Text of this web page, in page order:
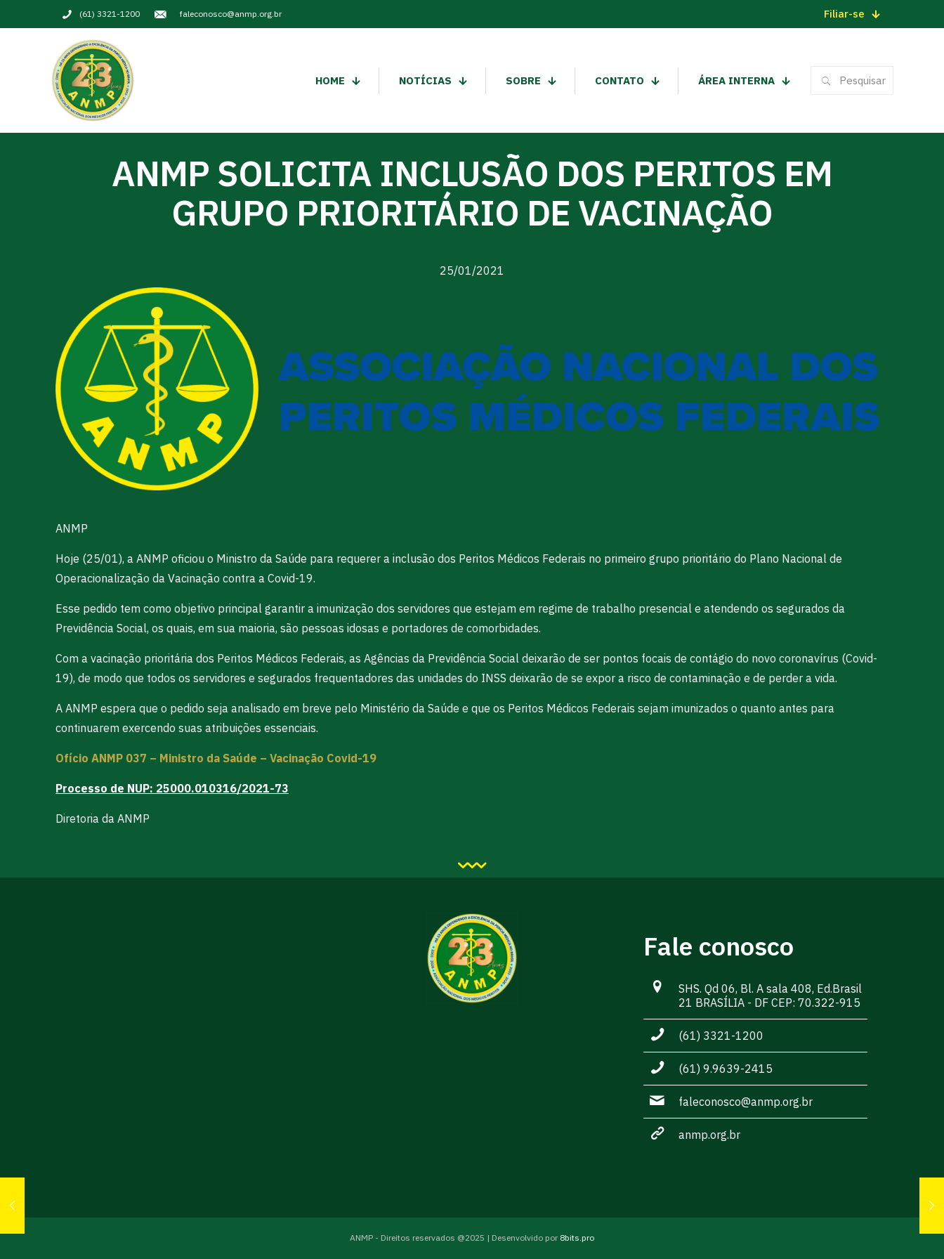
(61) 3321-1200 faleconosco@anmp.org.br Filiar-se
HOME NOTÍCIAS SOBRE CONTATO ÁREA INTERNA
ANMP SOLICITA INCLUSÃO DOS PERITOS EM
GRUPO PRIORITÁRIO DE VACINAÇÃO
25/01/2021
ANMP
Hoje (25/01), a ANMP oficiou o Ministro da Saúde para requerer a inclusão dos Peritos Médicos Federais no primeiro grupo prioritário do Plano Nacional de
Operacionalização da Vacinação contra a Covid-19.
Esse pedido tem como objetivo principal garantir a imunização dos servidores que estejam em regime de trabalho presencial e atendendo os segurados da
Previdência Social, os quais, em sua maioria, são pessoas idosas e portadores de comorbidades.
Com a vacinação prioritária dos Peritos Médicos Federais, as Agências da Previdência Social deixarão de ser pontos focais de contágio do novo coronavírus (Covid-
19), de modo que todos os servidores e segurados frequentadores das unidades do INSS deixarão de se expor a risco de contaminação e de perder a vida.
A ANMP espera que o pedido seja analisado em breve pelo Ministério da Saúde e que os Peritos Médicos Federais sejam imunizados o quanto antes para
continuarem exercendo suas atribuições essenciais.
Ofício ANMP 037 – Ministro da Saúde – Vacinação Covid-19
Processo de NUP: 25000.010316/2021-73
Diretoria da ANMP
Fale conosco
SHS. Qd 06, Bl. A sala 408, Ed.Brasil
21 BRASÍLIA - DF CEP: 70.322-915
(61) 3321-1200
(61) 9.9639-2415
faleconosco@anmp.org.br
anmp.org.br
ANMP - Direitos reservados @2025 | Desenvolvido por 8bits.pro